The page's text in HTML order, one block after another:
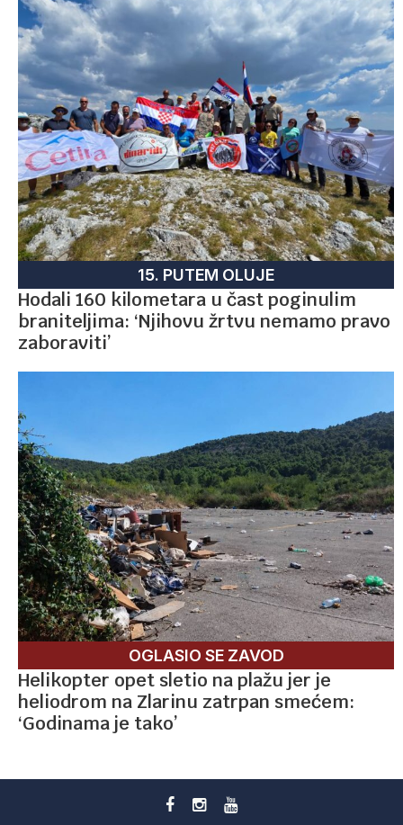
15. PUTEM OLUJE
Hodali 160 kilometara u čast poginulim
braniteljima: ‘Njihovu žrtvu nemamo pravo
zaboraviti’
OGLASIO SE ZAVOD
Helikopter opet sletio na plažu jer je
heliodrom na Zlarinu zatrpan smećem:
‘Godinama je tako’